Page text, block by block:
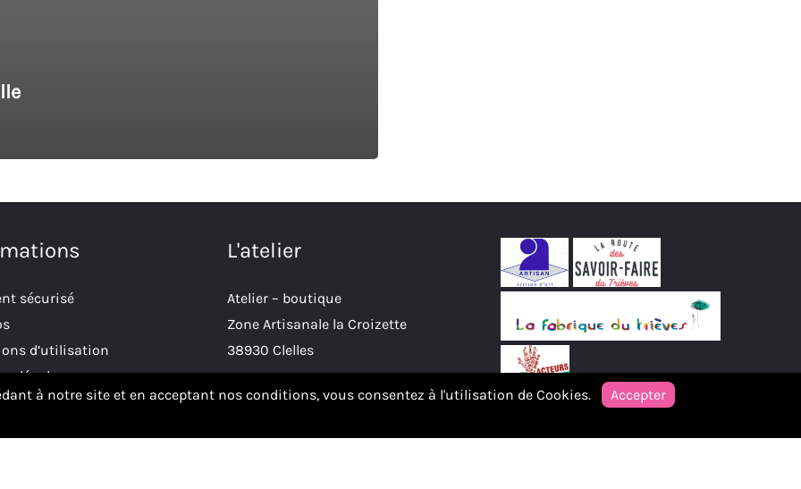
sécurisé
d’utilisation
légales
de confidentialité
L'atelier
Atelier – boutique
Zone Artisanale la Croizette
38930 Clelles
à notre site et en acceptant nos conditions, vous consentez à l'utilisation de Cookies. Accepter